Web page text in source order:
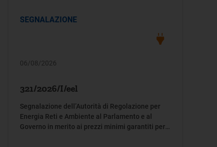
SEGNALAZIONE
06/08/2026
321/2026/I/eel
Segnalazione dell’Autorità di Regolazione per
Energia Reti e Ambiente al Parlamento e al
Governo in merito ai prezzi minimi garantiti per